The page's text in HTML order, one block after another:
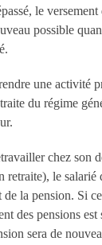
le
possible
une activité
du régime
chez son
retraite), le
de la pension. Si
des pensions
sera de